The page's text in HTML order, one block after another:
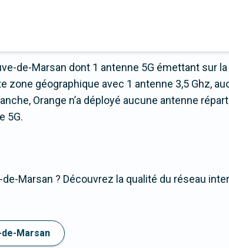
de-Marsan dont 1 antenne 5G émettant sur la
zone géographique avec 1 antenne 3,5 Ghz,
Orange n’a déployé aucune antenne
5G.
Marsan ? Découvrez la qualité du réseau
Marsan